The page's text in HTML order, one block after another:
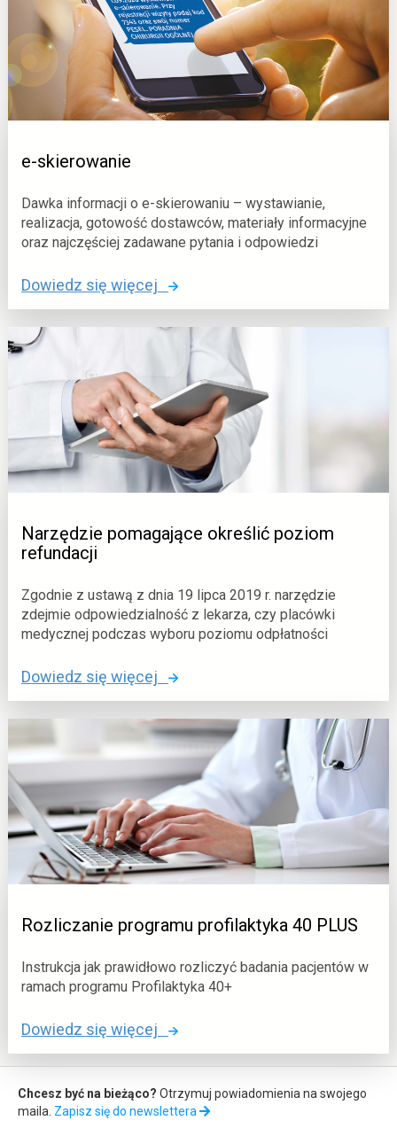
o
t
j
a
r
t
y
m
u
d
z
e
n
i
)
c
e
a
n
s
g
a
n
i
n
a
e-skierowanie
Dawka informacji o e-skierowaniu – wystawianie,
realizacja, gotowość dostawców, materiały informacyjne
oraz najczęściej zadawane pytania i odpowiedzi
Dowiedz się więcej
o
:
e
k
i
e
r
o
a
e
&
n
s
p
;
Narzędzie pomagające określić poziom
refundacji
Zgodnie z ustawą z dnia 19 lipca 2019 r. narzędzie
zdejmie odpowiedzialność z lekarza, czy placówki
medycznej podczas wyboru poziomu odpłatności
Dowiedz się więcej
o
:
N
a
z
ę
d
z
i
p
m
a
a
j
c
e
Rozliczanie programu profilaktyka 40 PLUS
Instrukcja jak prawidłowo rozliczyć badania pacjentów w
ramach programu Profilaktyka 40+
Dowiedz się więcej
o
:
R
o
z
Zapis
do
Chcesz być na bieżąco? Otrzymuj powiadomienia na swojego
maila. Zapisz się do newslettera